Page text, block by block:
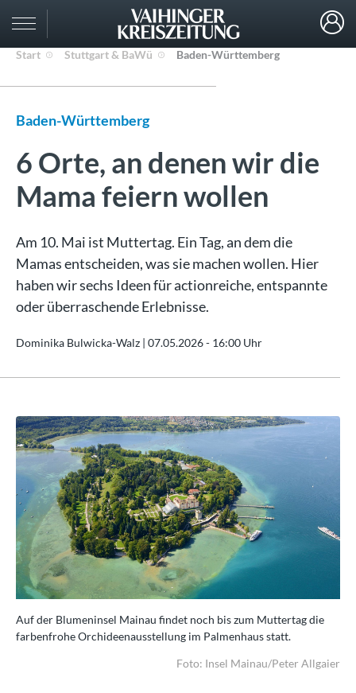
Start Stuttgart & BaWü Baden-Württemberg
Baden-Württemberg
6 Orte, an denen wir die
Mama feiern wollen
Am 10. Mai ist Muttertag. Ein Tag, an dem die
Mamas entscheiden, was sie machen wollen. Hier
haben wir sechs Ideen für actionreiche, entspannte
oder überraschende Erlebnisse.
Dominika Bulwicka-Walz | 07.05.2026 - 16:00 Uhr
Auf der Blumeninsel Mainau findet noch bis zum Muttertag die
farbenfrohe Orchideenausstellung im Palmenhaus statt.
Foto: Insel Mainau/Peter Allgaier